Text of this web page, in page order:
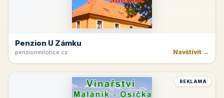
Penzion U Zámku
penzionmilotice.cz Navštívit →
REKLAMA